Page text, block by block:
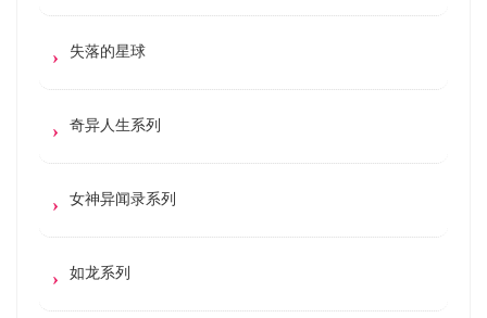
失落的星球
奇异人生系列
女神异闻录系列
如龙系列